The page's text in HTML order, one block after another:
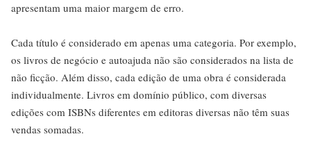
apresentam uma maior margem de erro.
Cada título é considerado em apenas uma categoria. Por exemplo,
os livros de negócio e autoajuda não são considerados na lista de
não ficção. Além disso, cada edição de uma obra é considerada
individualmente. Livros em domínio público, com diversas
edições com ISBNs diferentes em editoras diversas não têm suas
vendas somadas.